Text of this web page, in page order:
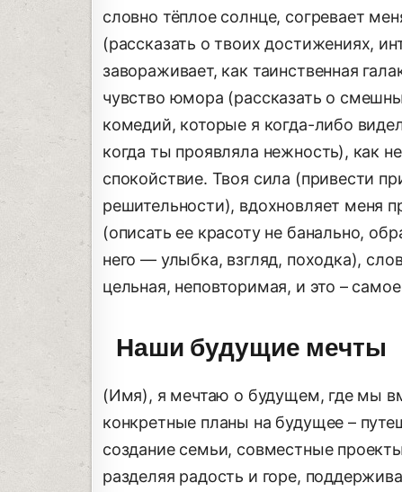
словно тёплое солнце, согревает
(рассказать о твоих достижениях,
завораживает, как таинственная
чувство юмора (рассказать о
комедий, которые я когда-либо
когда ты проявляла нежность), как
спокойствие. Твоя сила (привести
решительности), вдохновляет меня
(описать ее красоту не банально,
него — улыбка, взгляд, походка),
цельная, неповторимая, и это –
Наши будущие мечты
(Имя), я мечтаю о будущем, где мы
конкретные планы на будущее –
создание семьи, совместные
разделяя радость и горе,